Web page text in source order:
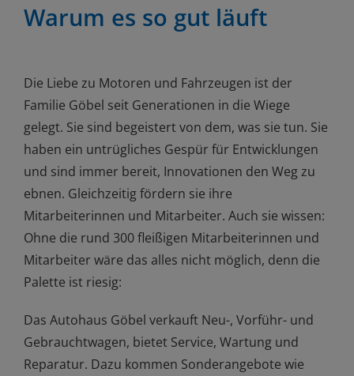
Warum es so gut läuft
Die Liebe zu Motoren und Fahrzeugen ist der
Familie Göbel seit Generationen in die Wiege
gelegt. Sie sind begeistert von dem, was sie tun. Sie
haben ein untrügliches Gespür für Entwicklungen
und sind immer bereit, Innovationen den Weg zu
ebnen. Gleichzeitig fördern sie ihre
Mitarbeiterinnen und Mitarbeiter. Auch sie wissen:
Ohne die rund 300 fleißigen Mitarbeiterinnen und
Mitarbeiter wäre das alles nicht möglich, denn die
Palette ist riesig:
Das Autohaus Göbel verkauft Neu-, Vorführ- und
Gebrauchtwagen, bietet Service, Wartung und
Reparatur. Dazu kommen Sonderangebote wie